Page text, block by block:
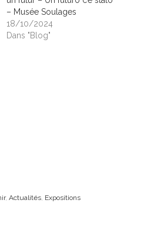
– Musée Soulages
18/10/2024
Dans "Blog"
, Actualités, Expositions